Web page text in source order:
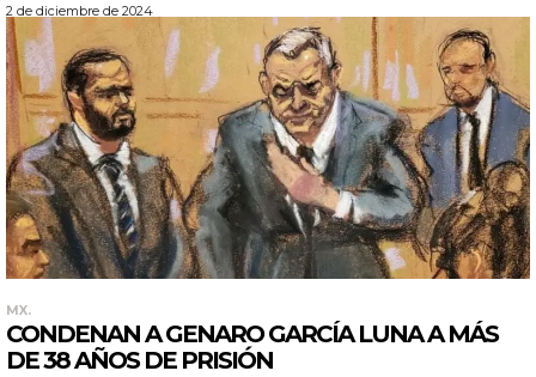
2 de diciembre de 2024
MX.
CONDENAN A GENARO GARCÍA LUNA A MÁS
DE 38 AÑOS DE PRISIÓN